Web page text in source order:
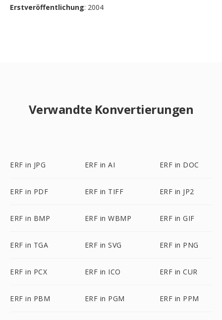
Erstveröffentlichung: 2004
Verwandte Konvertierungen
ERF in JPG ERF in AI ERF in DOC
ERF in PDF ERF in TIFF ERF in JP2
ERF in BMP ERF in WBMP ERF in GIF
ERF in TGA ERF in SVG ERF in PNG
ERF in PCX ERF in ICO ERF in CUR
ERF in PBM ERF in PGM ERF in PPM